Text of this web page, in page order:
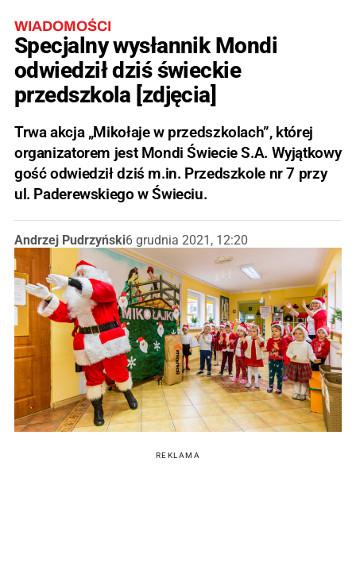
WIADOMOŚCI
Specjalny wysłannik Mondi
odwiedził dziś świeckie
przedszkola [zdjęcia]
Trwa akcja „Mikołaje w przedszkolach”, której
organizatorem jest Mondi Świecie S.A. Wyjątkowy
gość odwiedził dziś m.in. Przedszkole nr 7 przy
ul. Paderewskiego w Świeciu.
Andrzej Pudrzyński6 grudnia 2021, 12:20
REKLAMA